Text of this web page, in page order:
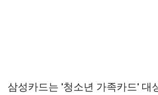
삼성카드는 '청소년 가족카드' 대